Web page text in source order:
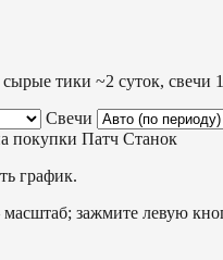
сырые тики ~2 суток,
Свечи
покупки Патч Станок
график.
зажмите левую